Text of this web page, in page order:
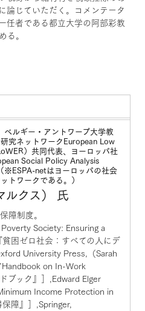
論じていただく。コメンテータ
任者である都立大学の阿部彩教
る。
ルギー・アントワープ大学教
究ネットワークEuropean Low
）共同代表、ヨーロッパ社
Social Policy Analysis
※ESPA-netはヨーロッパの社会
トワークである。）
ルクス） 氏
障制度。
Society: Ensuring a
困ゼロ社会：すべての人にデ
University Press,（Sarah
on In-Work
ブック』］,Edward Elger
Income Protection in
障』］,Springer,